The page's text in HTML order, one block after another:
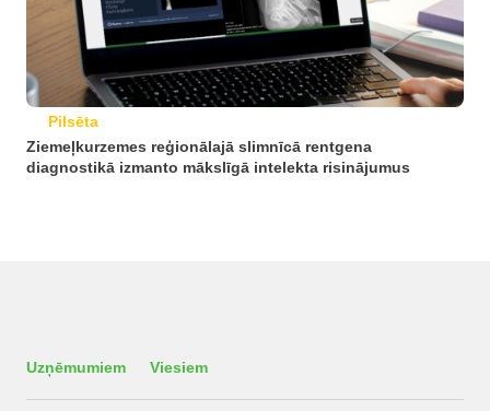
Pilsēta
Ziemeļkurzemes reģionālajā slimnīcā rentgena
diagnostikā izmanto mākslīgā intelekta risinājumus
Uzņēmumiem Viesiem